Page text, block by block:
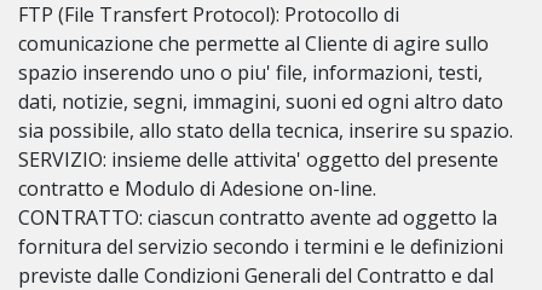
FTP (File Transfert Protocol): Protocollo di
comunicazione che permette al Cliente di agire sullo
spazio inserendo uno o piu' file, informazioni, testi,
dati, notizie, segni, immagini, suoni ed ogni altro dato
sia possibile, allo stato della tecnica, inserire su spazio.
SERVIZIO: insieme delle attivita' oggetto del presente
contratto e Modulo di Adesione on-line.
CONTRATTO: ciascun contratto avente ad oggetto la
fornitura del servizio secondo i termini e le definizioni
previste dalle Condizioni Generali del Contratto e dal